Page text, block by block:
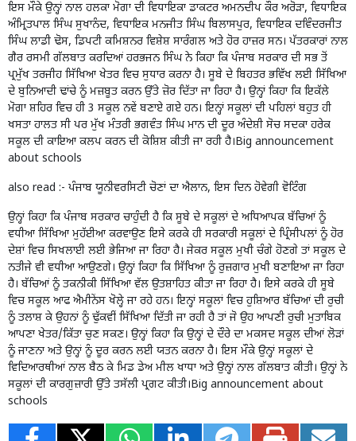
ਇਸ ਮੌਕੇ ਉਨ੍ਹਾਂ ਨਾਲ ਹਲਕਾ ਮੋਗਾ ਦੀ ਵਿਧਾਇਕਾ ਡਾਕਟਰ ਅਮਨਦੀਪ ਕੌਰ ਅਰੋੜਾ, ਵਿਧਾਇਕ
ਅੰਮ੍ਰਿਤਪਾਲ ਸਿੰਘ ਸੁਖਾਨੰਦ, ਵਿਧਾਇਕ ਮਨਜੀਤ ਸਿੰਘ ਬਿਲਾਸਪੁਰ, ਵਿਧਾਇਕ ਦਵਿੰਦਰਜੀਤ
ਸਿੰਘ ਲਾਡੀ ਢੋਸ, ਡਿਪਟੀ ਕਮਿਸ਼ਨਰ ਵਿਸ਼ੇਸ਼ ਸਾਰੰਗਲ ਅਤੇ ਹੋਰ ਹਾਜ਼ਰ ਸਨ। ਪੱਤਰਕਾਰਾਂ ਨਾਲ
ਗੈਰ ਰਸਮੀ ਗੱਲਬਾਤ ਕਰਦਿਆਂ ਹਰਭਜਨ ਸਿੰਘ ਨੇ ਕਿਹਾ ਕਿ ਪੰਜਾਬ ਸਰਕਾਰ ਦੀ ਸਭ ਤੋਂ
ਪ੍ਰਮੁੱਖ ਤਰਜੀਹ ਸਿੱਖਿਆ ਖੇਤਰ ਵਿਚ ਸੁਧਾਰ ਕਰਨਾ ਹੈ। ਸੂਬੇ ਦੇ ਬਿਹਤਰ ਭਵਿੱਖ ਲਈ ਸਿੱਖਿਆ
ਦੇ ਬੁਨਿਆਦੀ ਢਾਂਚੇ ਨੂੰ ਮਜ਼ਬੂਤ ਕਰਨ ਉੱਤੇ ਜ਼ੋਰ ਦਿੱਤਾ ਜਾ ਰਿਹਾ ਹੈ। ਉਨ੍ਹਾਂ ਕਿਹਾ ਕਿ ਇਕੱਲੇ
ਮੋਗਾ ਸ਼ਹਿਰ ਵਿਚ ਹੀ 3 ਸਕੂਲ ਨਵੇਂ ਬਣਾਏ ਗਏ ਹਨ। ਇਨ੍ਹਾਂ ਸਕੂਲਾਂ ਦੀ ਪਹਿਲਾਂ ਬਹੁਤ ਹੀ
ਖਸਤਾ ਹਾਲਤ ਸੀ ਪਰ ਮੁੱਖ ਮੰਤਰੀ ਭਗਵੰਤ ਸਿੰਘ ਮਾਨ ਦੀ ਦੂਰ ਅੰਦੇਸ਼ੀ ਸੋਚ ਸਦਕਾ ਹਰੇਕ
ਸਕੂਲ ਦੀ ਕਾਇਆ ਕਲਪ ਕਰਨ ਦੀ ਕੋਸ਼ਿਸ਼ ਕੀਤੀ ਜਾ ਰਹੀ ਹੈ।Big announcement
about schools
also read :- ਪੰਜਾਬ ਯੂਨੀਵਰਸਿਟੀ ਚੋਣਾਂ ਦਾ ਐਲਾਨ, ਇਸ ਦਿਨ ਹੋਵੇਗੀ ਵੋਟਿੰਗ
ਉਨ੍ਹਾਂ ਕਿਹਾ ਕਿ ਪੰਜਾਬ ਸਰਕਾਰ ਚਾਹੁੰਦੀ ਹੈ ਕਿ ਸੂਬੇ ਦੇ ਸਕੂਲਾਂ ਦੇ ਅਧਿਆਪਕ ਬੱਚਿਆਂ ਨੂੰ
ਵਧੀਆ ਸਿੱਖਿਆ ਮੁਹੱਈਆ ਕਰਵਾਉਣ ਇਸੇ ਕਰਕੇ ਹੀ ਸਰਕਾਰੀ ਸਕੂਲਾਂ ਦੇ ਪ੍ਰਿੰਸੀਪਲਾਂ ਨੂੰ ਹੋਰ
ਦੇਸ਼ਾਂ ਵਿਚ ਸਿਖਲਾਈ ਲਈ ਭੇਜਿਆ ਜਾ ਰਿਹਾ ਹੈ। ਜੇਕਰ ਸਕੂਲ ਮੁਖੀ ਚੰਗੇ ਹੋਣਗੇ ਤਾਂ ਸਕੂਲ ਦੇ
ਨਤੀਜੇ ਵੀ ਵਧੀਆ ਆਉਣਗੇ। ਉਨ੍ਹਾਂ ਕਿਹਾ ਕਿ ਸਿੱਖਿਆ ਨੂੰ ਰੁਜ਼ਗਾਰ ਮੁਖੀ ਬਣਾਇਆ ਜਾ ਰਿਹਾ
ਹੈ। ਬੱਚਿਆਂ ਨੂੰ ਤਕਨੀਕੀ ਸਿੱਖਿਆ ਵੱਲ ਉਤਸ਼ਾਹਿਤ ਕੀਤਾ ਜਾ ਰਿਹਾ ਹੈ। ਇਸੇ ਕਰਕੇ ਹੀ ਸੂਬੇ
ਵਿਚ ਸਕੂਲ ਆਫ ਐਮੀਨੇਂਸ ਖੋਲ੍ਹੇ ਜਾ ਰਹੇ ਹਨ। ਇਨ੍ਹਾਂ ਸਕੂਲਾਂ ਵਿਚ ਹੁਸ਼ਿਆਰ ਬੱਚਿਆਂ ਦੀ ਰੁਚੀ
ਨੂੰ ਤਲਾਸ਼ ਕੇ ਉਹਨਾਂ ਨੂੰ ਢੁੱਕਵੀਂ ਸਿੱਖਿਆ ਦਿੱਤੀ ਜਾ ਰਹੀ ਹੈ ਤਾਂ ਜੋ ਉਹ ਆਪਣੀ ਰੁਚੀ ਮੁਤਾਬਿਕ
ਆਪਣਾ ਖੇਤਰ/ਕਿੱਤਾ ਚੁਣ ਸਕਣ। ਉਨ੍ਹਾਂ ਕਿਹਾ ਕਿ ਉਨ੍ਹਾਂ ਦੇ ਦੌਰੇ ਦਾ ਮਕਸਦ ਸਕੂਲ ਦੀਆਂ ਲੋੜਾਂ
ਨੂੰ ਜਾਣਨਾ ਅਤੇ ਉਨ੍ਹਾਂ ਨੂੰ ਦੂਰ ਕਰਨ ਲਈ ਯਤਨ ਕਰਨਾ ਹੈ। ਇਸ ਮੌਕੇ ਉਨ੍ਹਾਂ ਸਕੂਲਾਂ ਦੇ
ਵਿਦਿਆਰਥੀਆਂ ਨਾਲ ਬੈਠ ਕੇ ਮਿਡ ਡੇਅ ਮੀਲ ਖਾਧਾ ਅਤੇ ਉਨ੍ਹਾਂ ਨਾਲ ਗੱਲਬਾਤ ਕੀਤੀ। ਉਨ੍ਹਾਂ ਨੇ
ਸਕੂਲਾਂ ਦੀ ਕਾਰਗੁਜ਼ਾਰੀ ਉੱਤੇ ਤਸੱਲੀ ਪ੍ਰਗਟ ਕੀਤੀ।Big announcement about
schools